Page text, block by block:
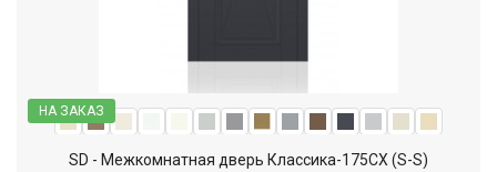
НА ЗАКАЗ
SD - Межкомнатная дверь Классика-175СХ (S-S)